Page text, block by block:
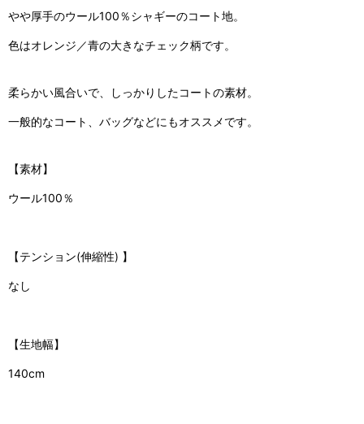
やや厚手のウール100％シャギーのコート地。
色はオレンジ／青の大きなチェック柄です。
柔らかい風合いで、しっかりしたコートの素材。
一般的なコート、バッグなどにもオススメです。
【素材】
ウール100％
【テンション(伸縮性) 】
なし
【生地幅】
140cm